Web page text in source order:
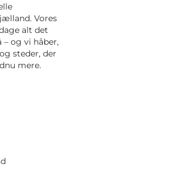
Vores
alt det
– og vi håber,
steder, der
mere.